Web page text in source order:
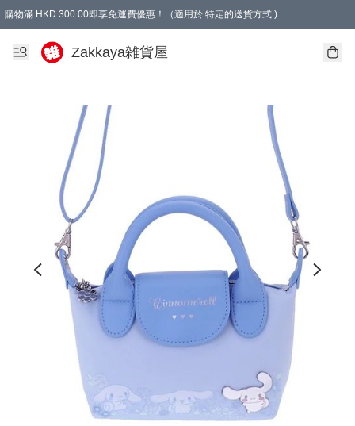
購物滿 HKD 300.00即享免運費優惠！（適用於 特定的送貨方式 )
Zakkaya雑貨屋